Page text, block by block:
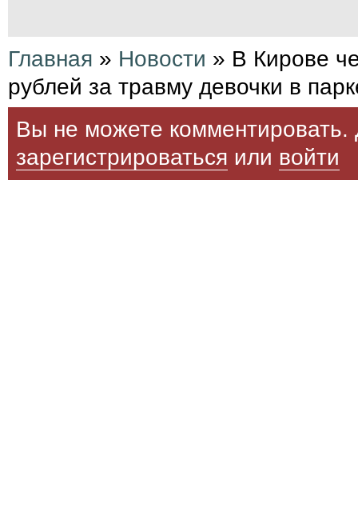
Главная » Новости » В Кирове
рублей за травму девочки в
Вы не можете комментировать.
зарегистрироваться или войти